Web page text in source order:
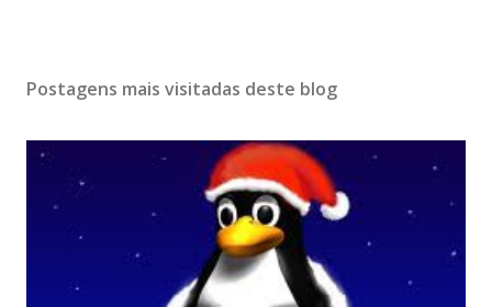
Postagens mais visitadas deste blog